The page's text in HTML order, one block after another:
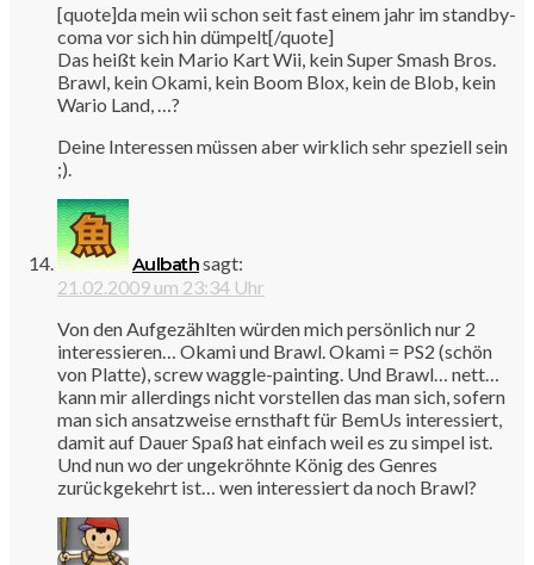
[quote]da mein wii schon seit fast einem jahr im standby-
coma vor sich hin dümpelt[/quote]
Das heißt kein Mario Kart Wii, kein Super Smash Bros.
Brawl, kein Okami, kein Boom Blox, kein de Blob, kein
Wario Land, …?
Deine Interessen müssen aber wirklich sehr speziell sein
;).
Aulbathsagt:
21.02.2009 um 23:34 Uhr
Von den Aufgezählten würden mich persönlich nur 2
interessieren… Okami und Brawl. Okami = PS2 (schön
von Platte), screw waggle-painting. Und Brawl… nett…
kann mir allerdings nicht vorstellen das man sich, sofern
man sich ansatzweise ernsthaft für BemUs interessiert,
damit auf Dauer Spaß hat einfach weil es zu simpel ist.
Und nun wo der ungekröhnte König des Genres
zurückgekehrt ist… wen interessiert da noch Brawl?